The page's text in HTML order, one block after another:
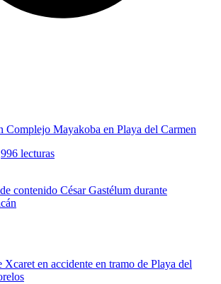
Complejo Mayakoba en Playa del Carmen
lecturas
contenido César Gastélum durante
Xcaret en accidente en tramo de Playa del